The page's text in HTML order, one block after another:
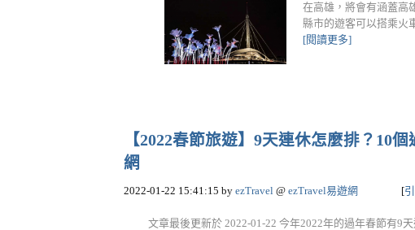
在高雄，將會有涵蓋高
縣市的遊客可以搭乘火
[閱讀更多]
【2022春節旅遊】9天連休怎麼排？10
網
2022-01-22 15:41:15 by ezTravel @ ezTravel易遊網 [
文章最後更新於 2022-01-22 今年2022年的過年春節有9